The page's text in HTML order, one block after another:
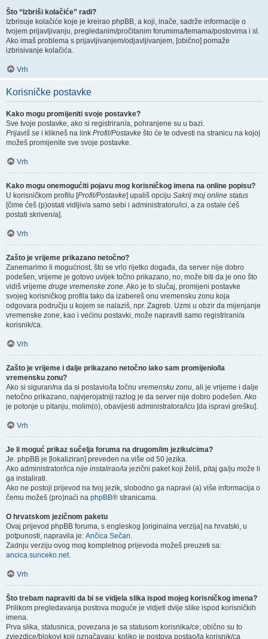
Što “Izbriši kolačiće” radi?
Izbrisuje kolačiće koje je kreirao phpBB, a koji, inače, sadrže informacije o
tvojem prijavljivanju, pregledanim/pročitanim forumima/temama/postovima i sl.
Ako imaš problema s prijavljivanjem/odjavljivanjem, [obično] pomaže
izbrisivanje kolačića.
Vrh
Korisničke postavke
Kako mogu promijeniti svoje postavke?
Sve tvoje postavke, ako si registriran/a, pohranjene su u bazi.
Prijaviš se i klikneš na link Profil/Postavke što će te odvesti na stranicu na kojoj
možeš promijenite sve svoje postavke.
Vrh
Kako mogu onemogućiti pojavu mog korisničkog imena na online popisu?
U korisničkom profilu [Profil/Postavke] upališ opciju Sakrij moj online status
[čime ćeš (p)ostati vidljiv/a samo sebi i administratoru/ici, a za ostale ćeš
postati skriven/a].
Vrh
Zašto je vrijeme prikazano netočno?
Zanemarimo li mogućnost, što se vrlo rijetko događa, da server nije dobro
podešen, vrijeme je gotovo uvijek točno prikazano, no, može biti da je ono što
vidiš vrijeme druge vremenske zone. Ako je to slučaj, promijeni postavke
svojeg korisničkog profila tako da izabereš onu vremensku zonu koja
odgovara području u kojem se nalaziš, npr. Zagreb. Uzmi u obzir da mijenjanje
vremenske zone, kao i većinu postavki, može napraviti samo registrirani/a
korisnik/ca.
Vrh
Zašto je vrijeme i dalje prikazano netočno iako sam promijenio/la
vremensku zonu?
Ako si siguran/na da si postavio/la točnu vremensku zonu, ali je vrijeme i dalje
netočno prikazano, najvjerojatniji razlog je da server nije dobro podešen. Ako
je potonje u pitanju, molim(o), obavijesti administratora/icu [da ispravi grešku].
Vrh
Je li moguć prikaz sučelja foruma na drugom/im jeziku/cima?
Je. phpBB je [lokaliziran] preveden na više od 50 jezika.
Ako administrator/ica nije instalirao/la jezični paket koji želiš, pitaj ga/ju može li
ga instalirati.
Ako ne postoji prijevod na tvoj jezik, slobodno ga napravi (a) više informacija o
čemu možeš (pro)naći na phpBB® stranicama.
O hrvatskom jezičnom paketu
Ovaj prijevod phpBB foruma, s engleskog [originalna verzija] na hrvatski, u
potpunosti, napravila je: Ančica Sečan.
Zadnju verziju ovog mog kompletnog prijevoda možeš preuzeti sa:
ancica.sunceko.net.
Vrh
Što trebam napraviti da bi se vidjela slika ispod mojeg korisničkog imena?
Prilikom pregledavanja postova moguće je vidjeti dvije slike ispod korisničkih
imena.
Prva slika, statusnica, povezana je sa statusom korisnika/ce; obično su to
zvjezdice/blokovi koji označavaju: koliko je postova postao/la korisnik/ca